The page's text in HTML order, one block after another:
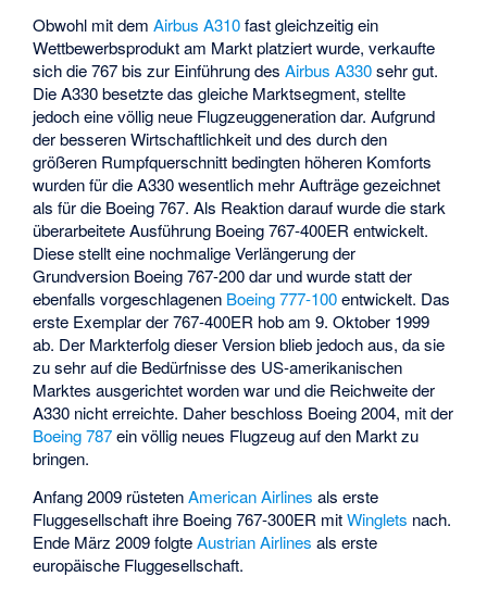
Obwohl mit demAirbus A310fast gleichzeitig ein
Wettbewerbsprodukt am Markt platziert wurde, verkaufte
sich die 767 bis zur Einführung desAirbus A330sehr gut.
Die A330 besetzte das gleiche Marktsegment, stellte
jedoch eine völlig neue Flugzeuggeneration dar. Aufgrund
der besseren Wirtschaftlichkeit und des durch den
größeren Rumpfquerschnitt bedingten höheren Komforts
wurden für die A330 wesentlich mehr Aufträge gezeichnet
als für die Boeing 767. Als Reaktion darauf wurde die stark
überarbeitete Ausführung Boeing 767-400ER entwickelt.
Diese stellt eine nochmalige Verlängerung der
Grundversion Boeing 767-200 dar und wurde statt der
ebenfalls vorgeschlagenen Boeing 777-100entwickelt. Das
erste Exemplar der 767-400ER hob am 9. Oktober 1999
ab. Der Markterfolg dieser Version blieb jedoch aus, da sie
zu sehr auf die Bedürfnisse des US-amerikanischen
Marktes ausgerichtet worden war und die Reichweite der
A330 nicht erreichte. Daher beschloss Boeing 2004, mit der
Boeing 787ein völlig neues Flugzeug auf den Markt zu
bringen.
Anfang 2009 rüstetenAmerican Airlines als erste
Fluggesellschaft ihre Boeing 767-300ER mitWinglets nach.
Ende März 2009 folgteAustrian Airlines als erste
europäische Fluggesellschaft.